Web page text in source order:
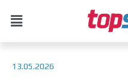
13.05.2026